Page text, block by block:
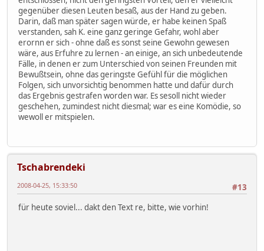
gegenüber diesen Leuten besaß, aus der Hand zu geben.
Darin, daß man später sagen würde, er habe keinen Spaß
verstanden, sah K. eine ganz geringe Gefahr, wohl aber
erornn er sich - ohne daß es sonst seine Gewohn gewesen
wäre, aus Erfuhre zu lernen - an einige, an sich unbedeutende
Fälle, in denen er zum Unterschied von seinen Freunden mit
Bewußtsein, ohne das geringste Gefühl für die möglichen
Folgen, sich unvorsichtig benommen hatte und dafür durch
das Ergebnis gestrafen worden war. Es sesoll nicht wieder
geschehen, zumindest nicht diesmal; war es eine Komödie, so
wewoll er mitspielen.
Tschabrendeki
#13
2008-04-25, 15:33:50
für heute soviel... dakt den Text re, bitte, wie vorhin!